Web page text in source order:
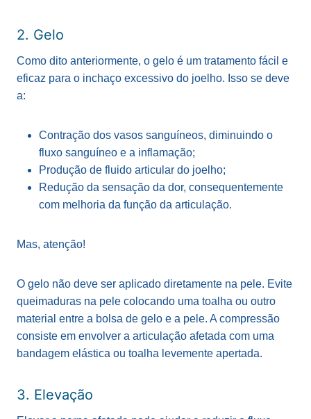
2. Gelo
Como dito anteriormente, o gelo é um tratamento fácil e
eficaz para o inchaço excessivo do joelho. Isso se deve
a:
Contração dos vasos sanguíneos, diminuindo o
fluxo sanguíneo e a inflamação;
Produção de fluido articular do joelho;
Redução da sensação da dor, consequentemente
com melhoria da função da articulação.
Mas, atenção!
O gelo não deve ser aplicado diretamente na pele. Evite
queimaduras na pele colocando uma toalha ou outro
material entre a bolsa de gelo e a pele. A compressão
consiste em envolver a articulação afetada com uma
bandagem elástica ou toalha levemente apertada.
3. Elevação